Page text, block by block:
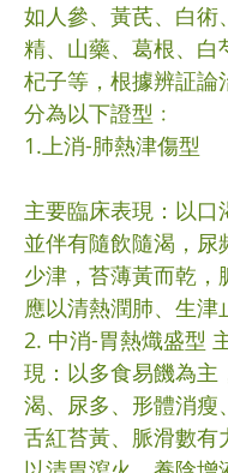
如人參、黃芪、白術
精、山藥、葛根、白
杞子等，根據辨証論
分為以下證型﹕
1.上消-肺熱津傷型
主要臨床表現：以口
並伴有隨飲隨渴，尿
少津，苔薄黃而乾，
應以清熱潤肺、生津
2. 中消-胃熱熾盛型
現：以多食易饑為主
渴、尿多、形體消瘦
舌紅苔黃、脈滑數有